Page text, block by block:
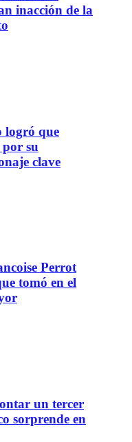
inacción de la
logró que
su
clave
Perrot
tomó en el
un tercer
sorprende en